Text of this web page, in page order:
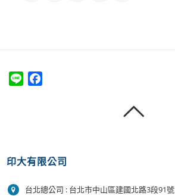
Line
印大有限公司
台北總公司 : 台北市中山區建國北路3段91號